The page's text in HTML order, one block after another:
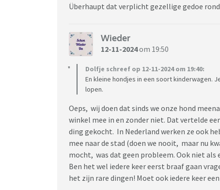
Überhaupt dat verplicht gezellige gedoe
Wieder
12-11-2024om 19:50
Dolfje schreef op 12-11-2024 om 19:40:
En kleine hondjes in een soort kinderwagen.
lopen.
Oeps, wij doen dat sinds we onze hond
winkel mee in en zonder niet. Dat vertelde
ding gekocht. In Nederland werken ze ook
mee naar de stad (doen we nooit, maar nu
mocht, was dat geen probleem. Ook niet als
Ben het wel iedere keer eerst braaf gaan
het zijn rare dingen! Moet ook iedere keer